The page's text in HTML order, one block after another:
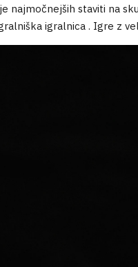
staviti na
igralnica . Igre z